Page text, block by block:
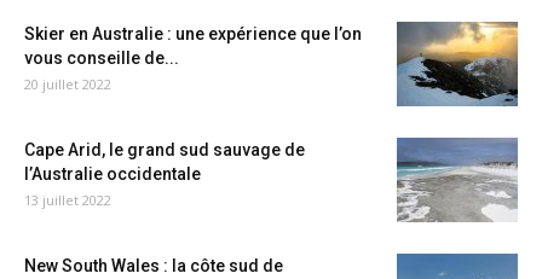
Skier en Australie : une expérience que l’on
vous conseille de...
20 juillet 2022
Cape Arid, le grand sud sauvage de
l’Australie occidentale
13 juillet 2022
New South Wales : la côte sud de